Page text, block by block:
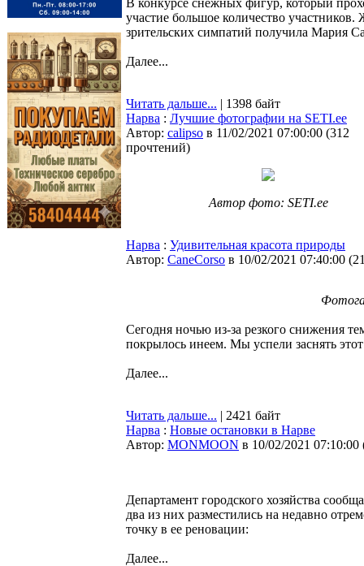
В конкурсе снежных фигур, который
участие большое количество
зрительских симпатий получила Мария
Далее...
Читать дальше... | 1398 байт
Нарва : Лучшие фотографии на SETI.ee
Автор: calipso в 11/02/2021 07:00:00 (312
прочтений)
Автор фото: SETI.ee
Нарва : Удивительная красота природы
Автор: CaneCorso в 10/02/2021 07:40:00 (
Сегодня ночью из-за резкого снижения
покрылось инеем. Мы успели заснять
Далее...
Читать дальше... | 2421 байт
Нарва : Новые остановки в Нарве
Автор: MONMOON в 10/02/2021 07:10:00
Департамент городского хозяйства
два из них разместились на недавно
точку в ее реновации:
Далее...